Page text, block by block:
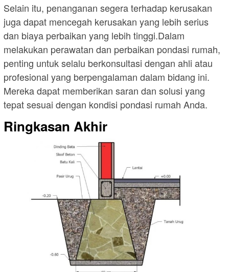
Selain itu, penanganan segera terhadap kerusakan
juga dapat mencegah kerusakan yang lebih serius
dan biaya perbaikan yang lebih tinggi.Dalam
melakukan perawatan dan perbaikan pondasi rumah,
penting untuk selalu berkonsultasi dengan ahli atau
profesional yang berpengalaman dalam bidang ini.
Mereka dapat memberikan saran dan solusi yang
tepat sesuai dengan kondisi pondasi rumah Anda.
Ringkasan Akhir